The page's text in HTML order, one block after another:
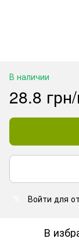
В наличии
28.8
Войти для
В